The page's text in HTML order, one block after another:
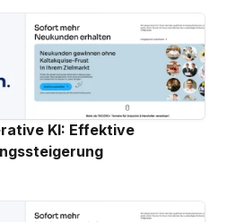
KI: Effektive